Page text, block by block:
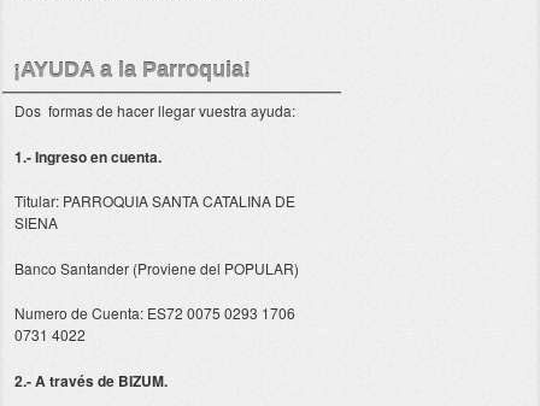
¡AYUDA a la Parroquia!
Dos formas de hacer llegar vuestra ayuda:
1.- Ingreso en cuenta.
Titular: PARROQUIA SANTA CATALINA DE
SIENA
Banco Santander (Proviene del POPULAR)
Numero de Cuenta: ES72 0075 0293 1706
0731 4022
2.- A través de BIZUM.